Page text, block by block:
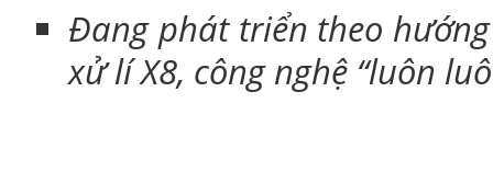
Bao da Samsung
Đang phát triển theo
xử lí X8, công nghệ “luôn